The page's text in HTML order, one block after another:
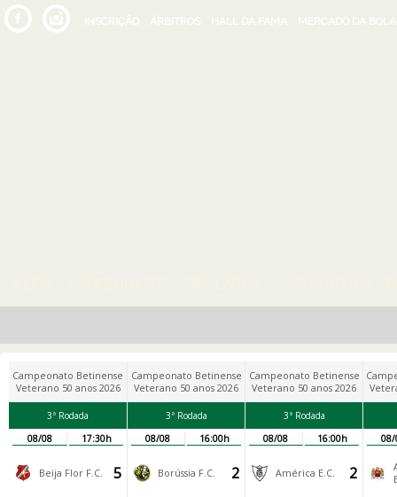
Campeonato Betinense
Veterano 50 anos 2026
3ª Rodada
08/08
17:30h
Beija Flor F.C. 5
Campeonato Betinense
Veterano 50 anos 2026
3ª Rodada
08/08
16:00h
Borússia F.C. 2
Campeonato Betinense
Veterano 50 anos 2026
3ª Rodada
08/08
16:00h
América E.C. 2
08/